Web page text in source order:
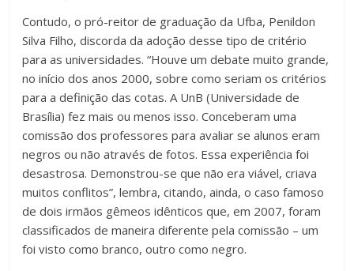
Contudo, o pró-reitor de graduação da Ufba, Penildon
Silva Filho, discorda da adoção desse tipo de critério
para as universidades. “Houve um debate muito grande,
no início dos anos 2000, sobre como seriam os critérios
para a definição das cotas. A UnB (Universidade de
Brasília) fez mais ou menos isso. Conceberam uma
comissão dos professores para avaliar se alunos eram
negros ou não através de fotos. Essa experiência foi
desastrosa. Demonstrou-se que não era viável, criava
muitos conflitos”, lembra, citando, ainda, o caso famoso
de dois irmãos gêmeos idênticos que, em 2007, foram
classificados de maneira diferente pela comissão – um
foi visto como branco, outro como negro.